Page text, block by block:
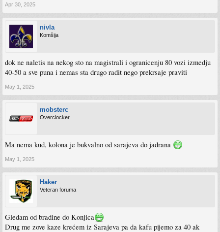
Apr 30, 2025
nivla
Komšija
dok ne naletis na nekog sto na magistrali i ogranicenju 80 vozi izmedju
40-50 a sve puna i nemas sta drugo radit nego prekrsaje praviti
May 1, 2025
mobsterc
Overclocker
Ma nema kud, kolona je bukvalno od sarajeva do jadrana
May 1, 2025
Haker
Veteran foruma
Gledam od bradine do Konjica
Drug me zove kaze krećem iz Sarajeva pa da kafu pijemo za 40 ak